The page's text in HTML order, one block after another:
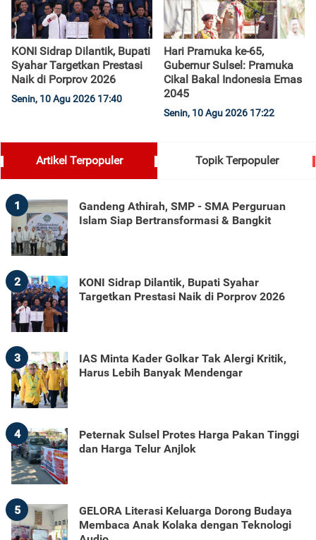
KONI Sidrap Dilantik, Bupati
Syahar Targetkan Prestasi
Naik di Porprov 2026
Senin, 10 Agu 2026 17:40
Hari Pramuka ke-65,
Gubernur Sulsel: Pramuka
Cikal Bakal Indonesia Emas
2045
Senin, 10 Agu 2026 17:22
Artikel Terpopuler Topik Terpopuler
1
Gandeng Athirah, SMP - SMA Perguruan
Islam Siap Bertransformasi & Bangkit
2
KONI Sidrap Dilantik, Bupati Syahar
Targetkan Prestasi Naik di Porprov 2026
3
IAS Minta Kader Golkar Tak Alergi Kritik,
Harus Lebih Banyak Mendengar
4
Peternak Sulsel Protes Harga Pakan Tinggi
dan Harga Telur Anjlok
5
GELORA Literasi Keluarga Dorong Budaya
Membaca Anak Kolaka dengan Teknologi